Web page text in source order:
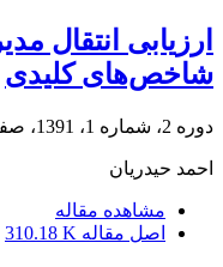
ارزیابی انتقال
شاخص‌های کلیدی
دوره 2، شماره 1، 1391، صفحه
احمد حیدریان
مشاهده مقاله
اصل مقاله 310.18 K